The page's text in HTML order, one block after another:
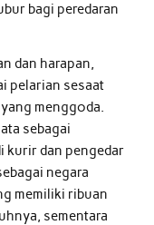
bagi peredaran
dan harapan,
pelarian sesaat
menggoda.
sebagai
kurir dan pengedar
negara
memiliki ribuan
sementara